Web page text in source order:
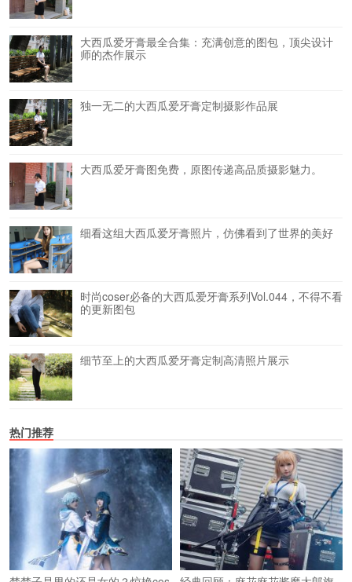
大西瓜爱牙膏最全合集：充满创意的图包，顶尖设计
师的杰作展示
独一无二的大西瓜爱牙膏定制摄影作品展
大西瓜爱牙膏图免费，原图传递高品质摄影魅力。
细看这组大西瓜爱牙膏照片，仿佛看到了世界的美好
时尚coser必备的大西瓜爱牙膏系列Vol.044，不得不看
的更新图包
细节至上的大西瓜爱牙膏定制高清照片展示
热门推荐